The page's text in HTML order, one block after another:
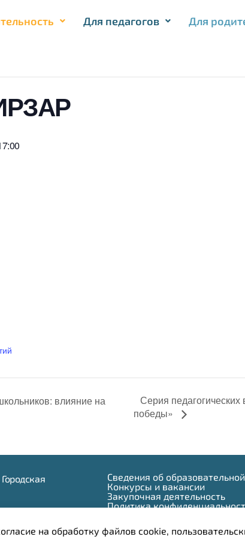
Для педагогов Для
влияние на
Серия
победы»
Городская
33
Сведения об
Конкурсы и вакансии
Закупочная деятельность
Политика
на обработку файлов cookie,